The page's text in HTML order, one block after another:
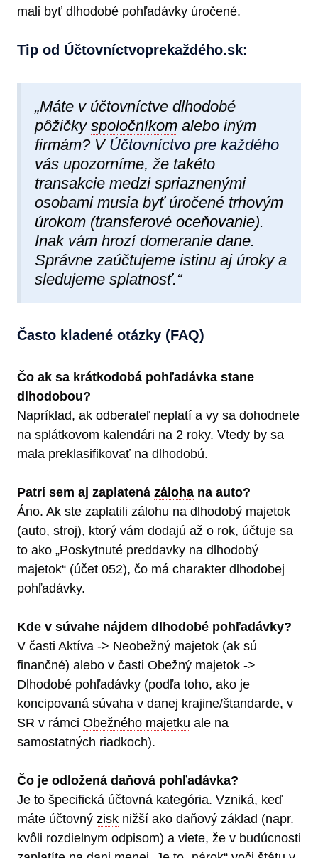
mali byť dlhodobé pohľadávky úročené.
Tip od Účtovníctvoprekaždéh​o.sk:
„Máte v účtovníctve dlhodobé
pôžičky spoločníkom alebo iným
firmám? V Účtovníctvo pre každého
vás upozorníme, že takéto
transakcie medzi spriaznenými
osobami musia byť úročené trhovým
úrokom (transferové oceňovanie).
Inak vám hrozí domeranie dane.
Správne zaúčtujeme istinu aj úroky a
sledujeme splatnosť.“
Často kladené otázky (FAQ)
Čo ak sa krátkodobá pohľadávka stane
dlhodobou?
Napríklad, ak odberateľneplatí a vy sa dohodnete
na splátkovom kalendári na 2 roky. Vtedy by sa
mala preklasifikovať na dlhodobú.
Patrí sem aj zaplatená záloha na auto?
Áno. Ak ste zaplatili zálohu na dlhodobý majetok
(auto, stroj), ktorý vám dodajú až o rok, účtuje sa
to ako „Poskytnuté preddavky na dlhodobý
majetok“ (účet 052), čo má charakter dlhodobej
pohľadávky.
Kde v súvahe nájdem dlhodobé pohľadávky?
V časti Aktíva -> Neobežný majetok (ak sú
finančné) alebo v časti Obežný majetok ->
Dlhodobé pohľadávky (podľa toho, ako je
koncipovaná súvaha v danej krajine/štandarde, v
SR v rámci Obežného majetku ale na
samostatných riadkoch).
Čo je odložená daňová pohľadávka?
Je to špecifická účtovná kategória. Vzniká, keď
máte účtovný zisk nižší ako daňový základ (napr.
kvôli rozdielnym odpisom) a viete, že v budúcnosti